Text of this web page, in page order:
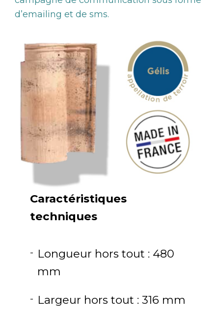
d’emailing et de sms.
Caractéristiques
techniques
Longueur hors tout : 480
mm
Largeur hors tout : 316 mm